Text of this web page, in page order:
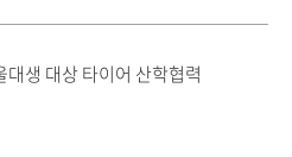
대생 대상 타이어 산학협력